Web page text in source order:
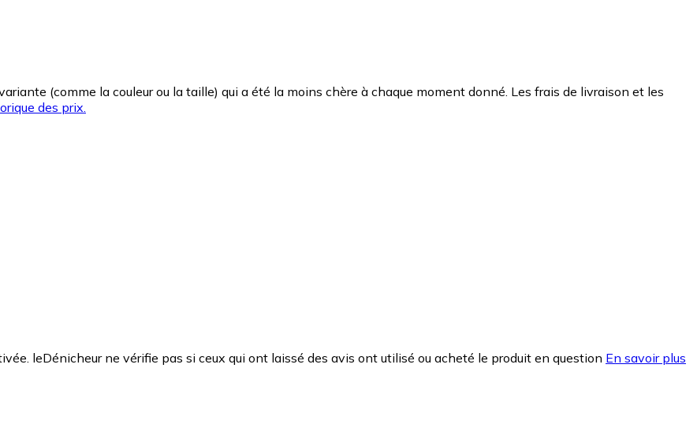
(comme la couleur ou la taille) qui a été la moins chère à chaque moment donné. Les frais de livraison et les
des prix.
leDénicheur ne vérifie pas si ceux qui ont laissé des avis ont utilisé ou acheté le produit en question En savoir plus